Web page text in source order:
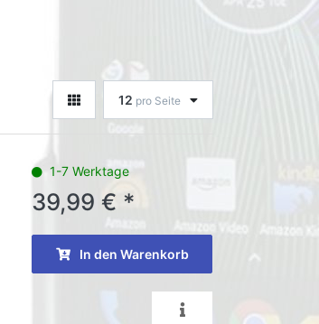
12 pro Seite
1-7 Werktage
39,99 € *
In den Warenkorb